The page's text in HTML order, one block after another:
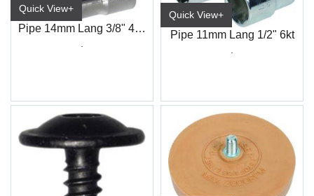
Quick View+
Pipe 14mm Lang 3/8" 4-kt
Quick View+
Pipe 11mm Lang 1/2" 6kt